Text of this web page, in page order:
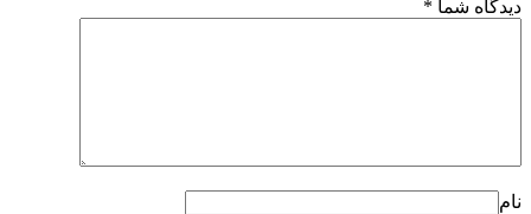
دیدگاه شما *
نام